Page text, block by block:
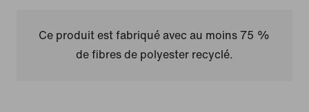
Ce produit est fabriqué avec au moins 75 %
de fibres de polyester recyclé.